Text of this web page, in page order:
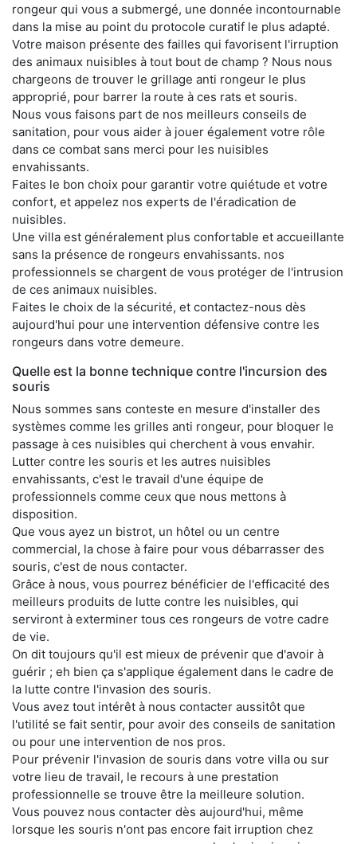
rongeur qui vous a submergé, une donnée incontournable
dans la mise au point du protocole curatif le plus adapté.
Votre maison présente des failles qui favorisent l'irruption
des animaux nuisibles à tout bout de champ ? Nous nous
chargeons de trouver le grillage anti rongeur le plus
approprié, pour barrer la route à ces rats et souris.
Nous vous faisons part de nos meilleurs conseils de
sanitation, pour vous aider à jouer également votre rôle
dans ce combat sans merci pour les nuisibles
envahissants.
Faites le bon choix pour garantir votre quiétude et votre
confort, et appelez nos experts de l'éradication de
nuisibles.
Une villa est généralement plus confortable et accueillante
sans la présence de rongeurs envahissants. nos
professionnels se chargent de vous protéger de l'intrusion
de ces animaux nuisibles.
Faites le choix de la sécurité, et contactez-nous dès
aujourd'hui pour une intervention défensive contre les
rongeurs dans votre demeure.
Quelle est la bonne technique contre l'incursion des
souris
Nous sommes sans conteste en mesure d'installer des
systèmes comme les grilles anti rongeur, pour bloquer le
passage à ces nuisibles qui cherchent à vous envahir.
Lutter contre les souris et les autres nuisibles
envahissants, c'est le travail d'une équipe de
professionnels comme ceux que nous mettons à
disposition.
Que vous ayez un bistrot, un hôtel ou un centre
commercial, la chose à faire pour vous débarrasser des
souris, c'est de nous contacter.
Grâce à nous, vous pourrez bénéficier de l'efficacité des
meilleurs produits de lutte contre les nuisibles, qui
serviront à exterminer tous ces rongeurs de votre cadre
de vie.
On dit toujours qu'il est mieux de prévenir que d'avoir à
guérir ; eh bien ça s'applique également dans le cadre de
la lutte contre l'invasion des souris.
Vous avez tout intérêt à nous contacter aussitôt que
l'utilité se fait sentir, pour avoir des conseils de sanitation
ou pour une intervention de nos pros.
Pour prévenir l'invasion de souris dans votre villa ou sur
votre lieu de travail, le recours à une prestation
professionnelle se trouve être la meilleure solution.
Vous pouvez nous contacter dès aujourd'hui, même
lorsque les souris n'ont pas encore fait irruption chez